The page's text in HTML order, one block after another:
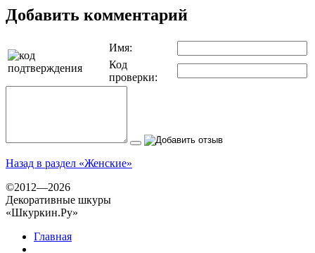
Добавить комментарий
Имя:
Код
проверки:
Назад в раздел «Женские»
©2012—2026
Декоративные шкуры
«Шкуркин.Ру»
Главная